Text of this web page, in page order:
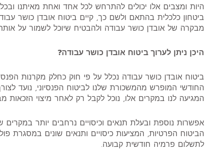
היות ומצבים אלו יכולים להתרחש לכל אחד ואחת מאיתנו
ביטחון כלכלית בהתאם ולשם כך, קיים ביטוח אובדן כושר
מבקרה של אובדן כושר עבודה ולהבטיח שיוכל לשמור על
היכן ניתן לערוך ביטוח אובדן כושר עבודה?
ביטוח אובדן כושר עבודה נכלל על פי חוק כחלק מקרנות
החודשי המופרש מהמשכורת שלנו לביטוח הפנסיוני, נועד
המגיעה לנו במקרים אלו, נוכל לקבל רק לאחר מיצוי הזכאות
אפשרות נוספת ובעלת תנאים וכיסויים נרחבים יותר
הביטוח הפרטיות, המציעות כיסויים ותנאים שונים במסגרת
לתשלום פרמיה חודשית קבועה.